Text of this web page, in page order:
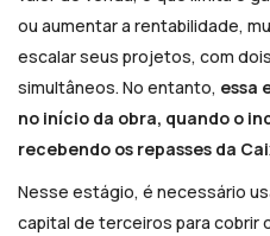
ou aumentar a rentabilidade,
escalar seus projetos, com
simultâneos. No entanto, essa
no início da obra, quando o
recebendo os repasses da
Nesse estágio, é necessário
capital de terceiros para cobrir